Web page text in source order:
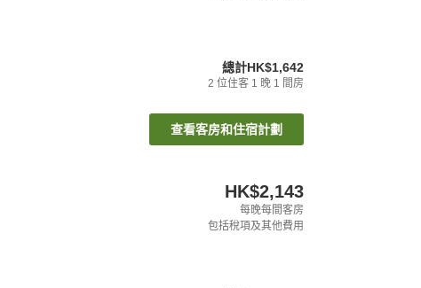
總計HK$1,642
2 位住客 1 晚 1 間房
查看客房和住宿計劃
HK$2,143
每晚每間客房
包括稅項及其他費用